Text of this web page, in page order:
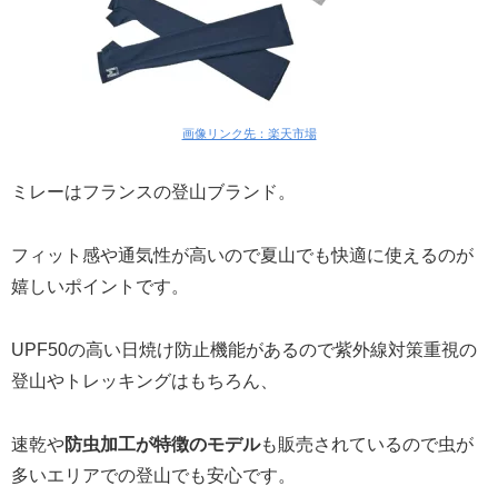
画像リンク先：楽天市場
ミレーはフランスの登山ブランド。
フィット感や通気性が高いので夏山でも快適に使えるのが
嬉しいポイントです。
UPF50の高い日焼け防止機能があるので紫外線対策重視の
登山やトレッキングはもちろん、
速乾や防虫加工が特徴のモデルも販売されているので虫が
多いエリアでの登山でも安心です。